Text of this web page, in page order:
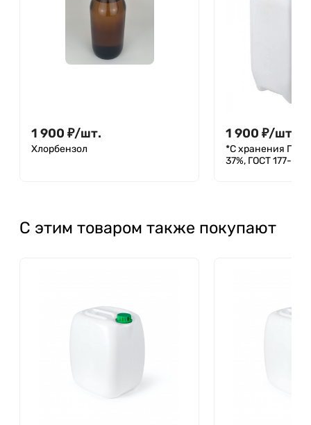
1 900 ₽/шт.
Хлорбензол
1 900 ₽/шт.
*С хранения
37%, ГОСТ 177-88
С этим товаром также покупают